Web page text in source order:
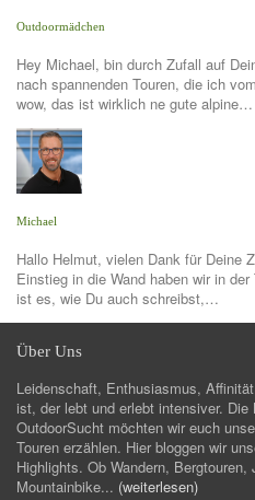
Outdoormädchen
Hey Michael, bin durch Zufall auf
nach spannenden Touren, die ich
wow, das ist wirklich ne gute alpine…
Michael
Hallo Helmut, vielen Dank für Deine
Einstieg in die Wand haben wir in
ist es, wie Du auch schreibst,…
Über Uns
Leidenschaft, Enthusiasmus,
ist, der lebt und erlebt intensiver.
OutdoorSucht möchten wir euch
Touren erzählen. Hier bloggen wir
Highlights. Ob Wandern, Bergtouren,
Mountainbike... (weiterlesen)